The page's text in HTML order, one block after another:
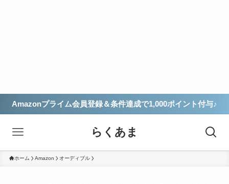
Amazonプライム会員登録＆条件達成で1,000ポイント付与♪
らくあま
ホーム Amazon オーディブル